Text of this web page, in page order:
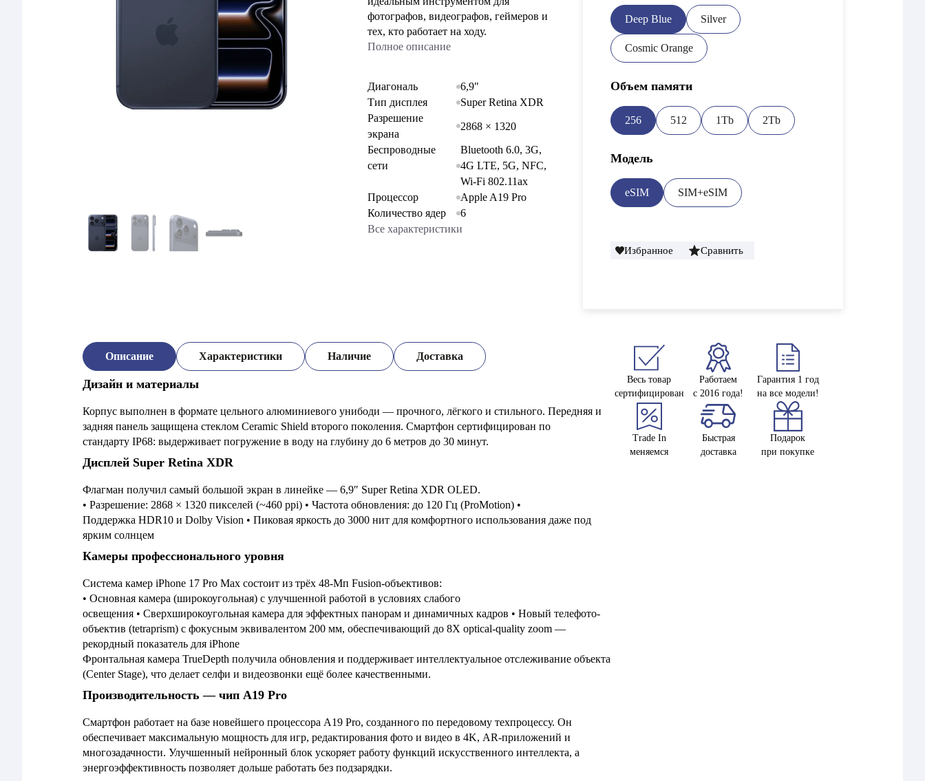
фотографов, видеографов, геймеров и
тех, кто работает на ходу.
Полное описание
Диагональ
6,9"
Тип дисплея
Super Retina XDR
Разрешение
экрана
2868 × 1320
Беспроводные
сети
Bluetooth 6.0, 3G,
4G LTE, 5G, NFC,
Wi-Fi 802.11ax
Процессор
Apple A19 Pro
Количество ядер
6
Все характеристики
Deep Blue Silver
Cosmic Orange
Объем памяти
256 512 1Tb 2Tb
Модель
eSIM SIM+eSIM
Избранное Сравнить
Описание Характеристики Наличие Доставка
Дизайн и материалы
Корпус выполнен в формате цельного алюминиевого унибоди — прочного, лёгкого и стильного. Передняя и
задняя панель защищена стеклом Ceramic Shield второго поколения. Смартфон сертифицирован по
стандарту IP68: выдерживает погружение в воду на глубину до 6 метров до 30 минут.
Дисплей Super Retina XDR
Флагман получил самый большой экран в линейке — 6,9″ Super Retina XDR OLED.
• Разрешение: 2868 × 1320 пикселей (~460 ppi) • Частота обновления: до 120 Гц (ProMotion) •
Поддержка HDR10 и Dolby Vision • Пиковая яркость до 3000 нит для комфортного использования даже под
ярким солнцем
Камеры профессионального уровня
Система камер iPhone 17 Pro Max состоит из трёх 48-Мп Fusion-объективов:
• Основная камера (широкоугольная) с улучшенной работой в условиях слабого
освещения • Сверхширокоугольная камера для эффектных панорам и динамичных кадров • Новый телефото-
объектив (tetraprism) с фокусным эквивалентом 200 мм, обеспечивающий до 8X optical-quality zoom —
рекордный показатель для iPhone
Фронтальная камера TrueDepth получила обновления и поддерживает интеллектуальное отслеживание объекта
(Center Stage), что делает селфи и видеозвонки ещё более качественными.
Производительность — чип A19 Pro
Смартфон работает на базе новейшего процессора A19 Pro, созданного по передовому техпроцессу. Он
обеспечивает максимальную мощность для игр, редактирования фото и видео в 4K, AR-приложений и
многозадачности. Улучшенный нейронный блок ускоряет работу функций искусственного интеллекта, а
энергоэффективность позволяет дольше работать без подзарядки.
Весь товар
сертифицирован
Работаем
с 2016 года!
Гарантия 1 год
на все модели!
Trade In
меняемся
Быстрая
доставка
Подарок
при покупке